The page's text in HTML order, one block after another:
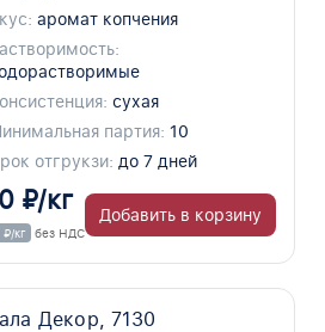
аромат копчения
сухая
партия: 10
отгрукзи: до 7 дней
₽/кг
кг без НДС
Добавить в корзину
Декор, 7130